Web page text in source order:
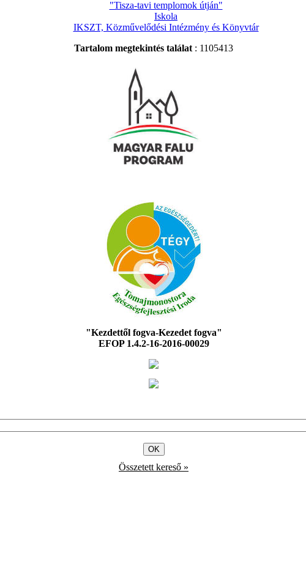
"Tisza-tavi templomok útján"
Iskola
IKSZT, Közművelődési Intézmény és Könyvtár
Tartalom megtekintés találat: 1105413
"Kezdettől fogva-Kezedet fogva"
EFOP 1.4.2-16-2016-00029
Összetett kereső »